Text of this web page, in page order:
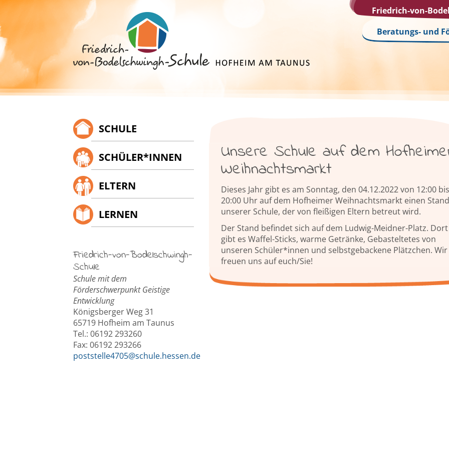
Springe
Inhalt
Friedrich-von-
Beratungs- und
SCHULE
SCHÜLER*INNEN
ELTERN
LERNEN
Friedrich-von-Bodelschwingh-
Schule
Schule mit dem
Förderschwerpunkt Geistige
Entwicklung
Königsberger Weg 31
65719 Hofheim am Taunus
Tel.: 06192 293260
Fax: 06192 293266
poststelle4705@schule.hessen.de
Unsere Schule auf dem
Weihnachtsmarkt
Dieses Jahr gibt es am Sonntag, den 04.12.2022 von 12:00 bis
20:00 Uhr auf dem Hofheimer Weihnachtsmarkt einen Stand
unserer Schule, der von fleißigen Eltern betreut wird.
Der Stand befindet sich auf dem Ludwig-Meidner-Platz. Dort
gibt es Waffel-Sticks, warme Getränke, Gebasteltetes von
unseren Schüler*innen und selbstgebackene Plätzchen. Wir
freuen uns auf euch/Sie!